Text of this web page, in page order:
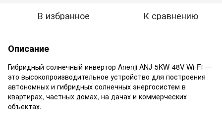
В избранное К сравнению
Описание
Гибридный солнечный инвертор Anenji ANJ-5KW-48V Wi-Fi —
это высокопроизводительное устройство для построения
автономных и гибридных солнечных энергосистем в
квартирах, частных домах, на дачах и коммерческих
объектах.